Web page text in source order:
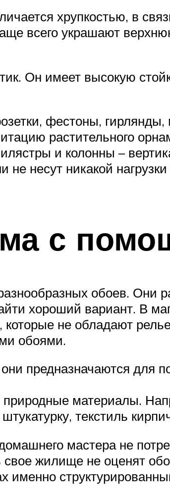
хрупкостью, в
всего украшают
Он имеет высокую
фестоны,
растительного
и колонны –
несут никакой
с
обоев. Они
хороший вариант. В
не обладают
обоями.
предназначаются для
материалы.
текстиль
мастера не
жилище не оценят